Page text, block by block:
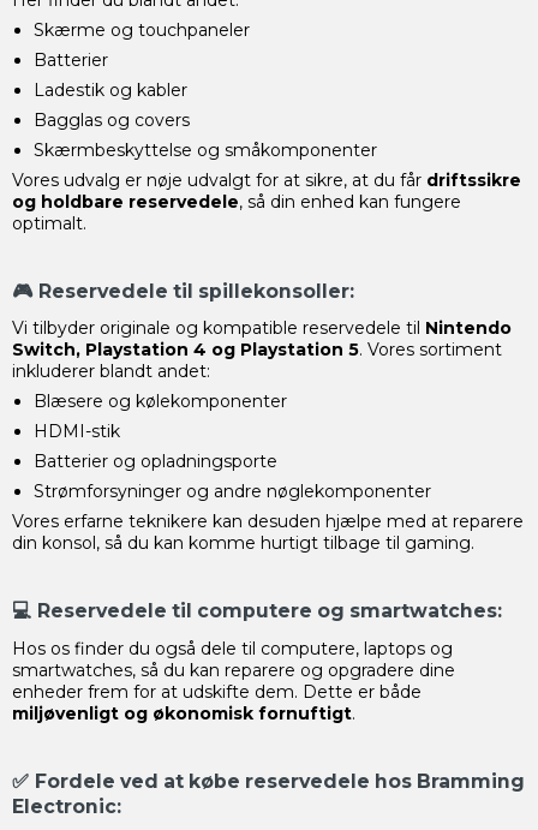
Skærme og touchpaneler
Batterier
Ladestik og kabler
Bagglas og covers
Skærmbeskyttelse og småkomponenter
Vores udvalg er nøje udvalgt for at sikre, at du får driftssikre
og holdbare reservedele, så din enhed kan fungere
optimalt.
🎮 Reservedele til spillekonsoller:
Vi tilbyder originale og kompatible reservedele til Nintendo
Switch, Playstation 4 og Playstation 5. Vores sortiment
inkluderer blandt andet:
Blæsere og kølekomponenter
HDMI-stik
Batterier og opladningsporte
Strømforsyninger og andre nøglekomponenter
Vores erfarne teknikere kan desuden hjælpe med at reparere
din konsol, så du kan komme hurtigt tilbage til gaming.
💻 Reservedele til computere og smartwatches:
Hos os finder du også dele til computere, laptops og
smartwatches, så du kan reparere og opgradere dine
enheder frem for at udskifte dem. Dette er både
miljøvenligt og økonomisk fornuftigt.
✅ Fordele ved at købe reservedele hos Bramming
Electronic: